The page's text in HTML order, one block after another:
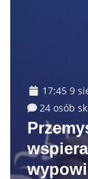
17:45 9
24 osób